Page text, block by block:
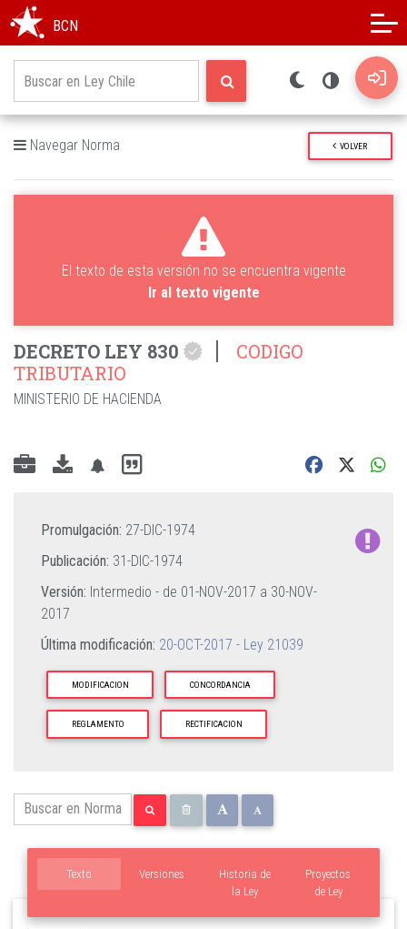
BCN
Navegar Norma VOLVER
El texto de esta versión no se encuentra vigente
Ir al texto vigente
DECRETO LEY 830
CODIGO
TRIBUTARIO
MINISTERIO DE HACIENDA
Promulgación: 27-DIC-1974
Publicación: 31-DIC-1974
Versión: Intermedio - de 01-NOV-2017 a 30-NOV-
2017
Última modificación: 20-OCT-2017 - Ley 21039
MODIFICACION CONCORDANCIA
REGLAMENTO RECTIFICACION
Texto Versiones
Proyectos
de Ley
Historia de
la Ley